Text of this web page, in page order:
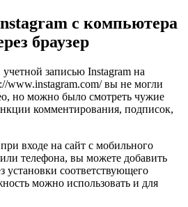
с компьютера
браузер
записью Instagram на
www.instagram.com/ вы не могли
но можно было смотреть чужие
комментирования, подписок,
входе на сайт с мобильного
телефона, вы можете добавить
установки соответствующего
можно использовать и для